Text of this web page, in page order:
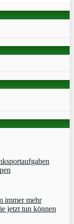
immer mehr
jetzt tun können